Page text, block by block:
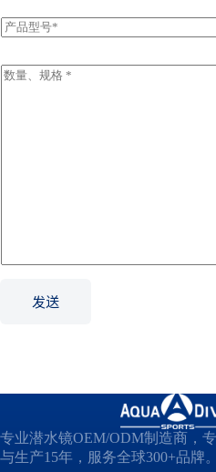
i
l
P
r
d
u
I
发送
专业潜水镜OEM/ODM制造商，
与生产15年，服务全球300+品牌。